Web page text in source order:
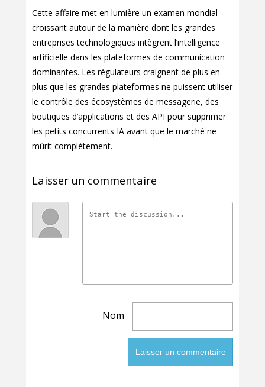
Cette affaire met en lumière un examen mondial
croissant autour de la manière dont les grandes
entreprises technologiques intègrent l’intelligence
artificielle dans les plateformes de communication
dominantes. Les régulateurs craignent de plus en
plus que les grandes plateformes ne puissent utiliser
le contrôle des écosystèmes de messagerie, des
boutiques d’applications et des API pour supprimer
les petits concurrents IA avant que le marché ne
mûrit complètement.
Laisser un commentaire
Nom